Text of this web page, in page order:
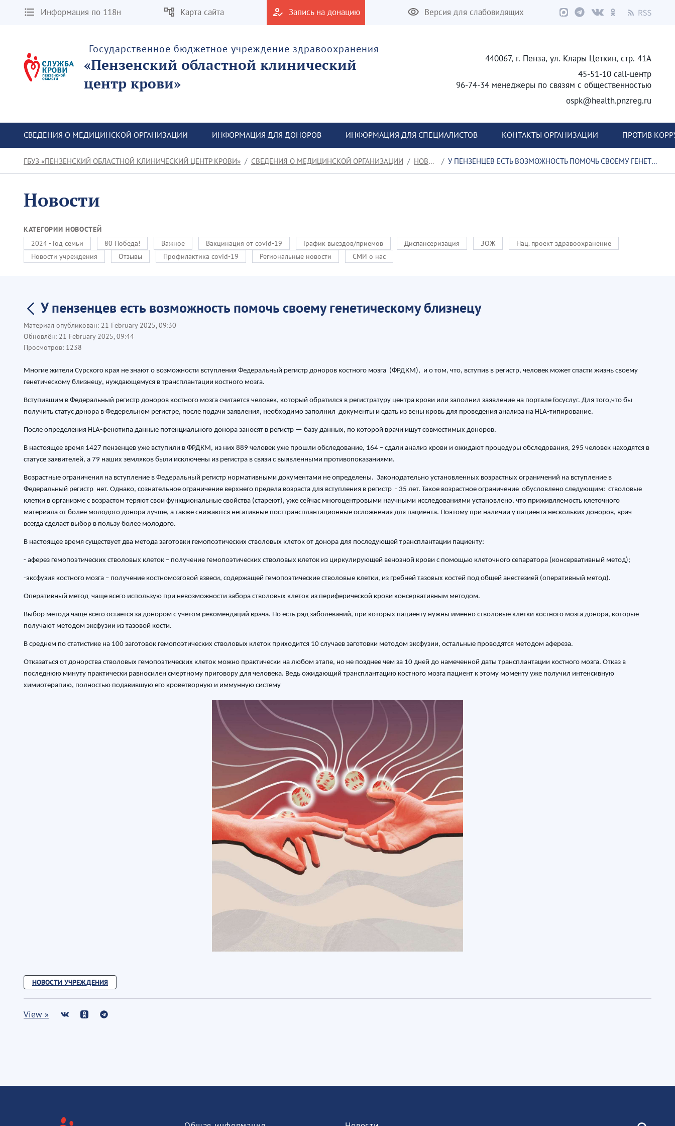
Информация по 118н Карта сайта Запись на донацию Версия для слабовидящих
Государственное бюджетное учреждение здравоохранения
«Пензенский областной клинический
центр крови»
440067, г. Пенза, ул. Клары Цеткин, стр. 41А
45-51-10 call-центр
96-74-34 менеджеры по связям с общественностью
ospk@health.pnzreg.ru
СВЕДЕНИЯ О МЕДИЦИНСКОЙ ОРГАНИЗАЦИИ ИНФОРМАЦИЯ ДЛЯ ДОНОРОВ ИНФОРМАЦИЯ ДЛЯ СПЕЦИАЛИСТОВ КОНТАКТЫ ОРГАНИЗАЦИИ ПРОТИВ
ГБУЗ «ПЕНЗЕНСКИЙ ОБЛАСТНОЙ КЛИНИЧЕСКИЙ ЦЕНТР КРОВИ» СВЕДЕНИЯ О МЕДИЦИНСКОЙ ОРГАНИЗАЦИИ НОВОСТИ У ПЕНЗЕНЦЕВ ЕСТЬ ВОЗМОЖНОСТЬ ПОМОЧЬ СВОЕМУ ГЕНЕТИЧЕСКОМУ БЛИЗНЕЦУ
Новости
КАТЕГОРИИ НОВОСТЕЙ
2024 - Год семьи
80 Победа! Важное Вакцинация от covid-19 График выездов/приемов Диспансеризация ЗОЖ
Нац. проект здравоохранение
Новости учреждения
Отзывы Профилактика covid-19 Региональные новости СМИ о нас
У пензенцев есть возможность помочь своему генетическому близнецу
Материал опубликован: 21 February 2025, 09:30
Обновлён: 21 February 2025, 09:44
Просмотров: 1238
Многие жители Сурского края не знают о возможности вступления Федеральный регистр доноров костного мозга (ФРДКМ), и о том, что, вступив в регистр, человек может спасти жизнь своему
генетическому близнецу, нуждающемуся в трансплантации костного мозга.
Вступившим в Федеральный регистр доноров костного мозга считается человек, который обратился в регистратуру центра крови или заполнил заявление на портале Госуслуг. Для того,что бы
получить статус донора в Федерельном регистре, после подачи заявления, необходимо заполнил документы и сдать из вены кровь для проведения анализа на HLA-типирование.
После определения HLA-фенотипа данные потенциального донора заносят в регистр — базу данных, по которой врачи ищут совместимых доноров.
В настоящее время 1427 пензенцев уже вступили в ФРДКМ, из них 889 человек уже прошли обследование, 164 – сдали анализ крови и ожидают процедуры обследования, 295 человек находятся в
статусе заявителей, а 79 наших земляков были исключены из регистра в связи с выявленными противопоказаниями.
Возрастные ограничения на вступление в Федеральный регистр нормативными документами не определены. Законодательно установленных возрастных ограничений на вступление в
Федеральный регистр нет. Однако, сознательное ограничение верхнего предела возраста для вступления в регистр - 35 лет. Такое возрастное ограничение обусловлено следующим: стволовые
клетки в организме с возрастом теряют свои функциональные свойства (стареют), уже сейчас многоцентровыми научными исследованиями установлено, что приживляемость клеточного
материала от более молодого донора лучше, а также снижаются негативные посттрансплантационные осложнения для пациента. Поэтому при наличии у пациента нескольких доноров, врач
всегда сделает выбор в пользу более молодого.
В настоящее время существует два метода заготовки гемопоэтических стволовых клеток от донора для последующей трансплантации пациенту:
- аферез гемопоэтических стволовых клеток – получение гемопоэтических стволовых клеток из циркулирующей венозной крови с помощью клеточного сепаратора (консервативный метод);
-эксфузия костного мозга – получение костномозговой взвеси, содержащей гемопоэтические стволовые клетки, из гребней тазовых костей под общей анестезией (оперативный метод).
Оперативный метод чаще всего использую при невозможности забора стволовых клеток из периферической крови консервативным методом.
Выбор метода чаще всего остается за донором с учетом рекомендаций врача. Но есть ряд заболеваний, при которых пациенту нужны именно стволовые клетки костного мозга донора, которые
получают методом эксфузии из тазовой кости.
В среднем по статистике на 100 заготовок гемопоэтических стволовых клеток приходится 10 случаев заготовки методом эксфузии, остальные проводятся методом афереза.
Отказаться от донорства стволовых гемопоэтических клеток можно практически на любом этапе, но не позднее чем за 10 дней до намеченной даты трансплантации костного мозга. Отказ в
последнюю минуту практически равносилен смертному приговору для человека. Ведь ожидающий трансплантацию костного мозга пациент к этому моменту уже получил интенсивную
химиотерапию, полностью подавившую его кроветворную и иммунную систему
НОВОСТИ УЧРЕЖДЕНИЯ
View »